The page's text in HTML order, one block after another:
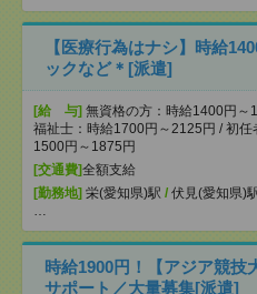
【医療行為はナシ】時給
ックなど＊[派遣]
[給 与] 無資格の方：時給1400円～
福祉士：時給1700円～2125円 / 初任
1500円～1875円
[交通費]全額支給
[勤務地] 栄(愛知県)駅 / 伏見(愛知県)
…
時給1900円！【アジア競技
サポート／大量募集[派遣]